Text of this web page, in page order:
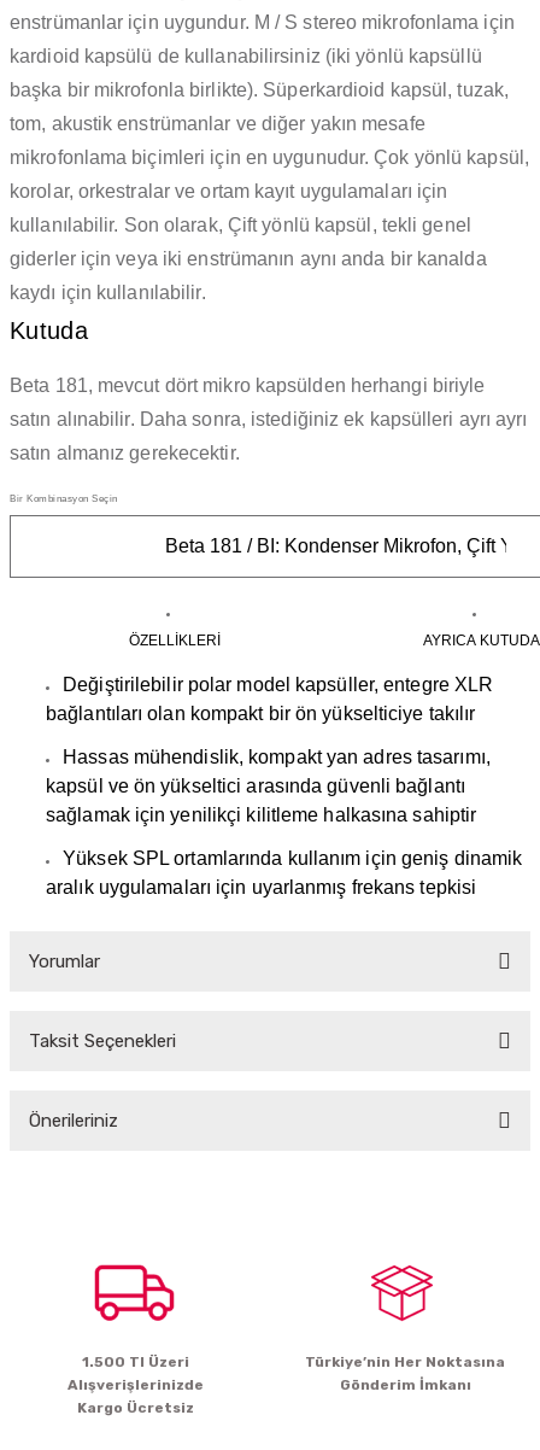
enstrümanlar için uygundur. M / S stereo mikrofonlama için
kardioid kapsülü de kullanabilirsiniz (iki yönlü kapsüllü
başka bir mikrofonla birlikte). Süperkardioid kapsül, tuzak,
tom, akustik enstrümanlar ve diğer yakın mesafe
mikrofonlama biçimleri için en uygunudur. Çok yönlü kapsül,
korolar, orkestralar ve ortam kayıt uygulamaları için
kullanılabilir. Son olarak, Çift yönlü kapsül, tekli genel
giderler için veya iki enstrümanın aynı anda bir kanalda
kaydı için kullanılabilir.
Kutuda
Beta 181, mevcut dört mikro kapsülden herhangi biriyle
satın alınabilir. Daha sonra, istediğiniz ek kapsülleri ayrı ayrı
satın almanız gerekecektir.
Bir Kombinasyon Seçin
ÖZELLİKLERİ AYRICA KUTUDA
Değiştirilebilir polar model kapsüller, entegre XLR
bağlantıları olan kompakt bir ön yükselticiye takılır
Hassas mühendislik, kompakt yan adres tasarımı,
kapsül ve ön yükseltici arasında güvenli bağlantı
sağlamak için yenilikçi kilitleme halkasına sahiptir
Yüksek SPL ortamlarında kullanım için geniş dinamik
aralık uygulamaları için uyarlanmış frekans tepkisi
Yorumlar
Taksit Seçenekleri
Önerileriniz
Ürün resmi kalitesiz, bozuk veya görüntülenemiyor.
Ürün fiyatı diğer sitelerden daha pahalı.
1.500 Tl Üzeri
Alışverişlerinizde
Kargo Ücretsiz
Türkiye’nin Her Noktasına
Gönderim İmkanı